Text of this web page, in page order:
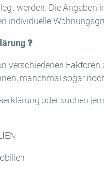
werden. Die
individuelle
❓
verschiedenen
manchmal sogar
oder suchen